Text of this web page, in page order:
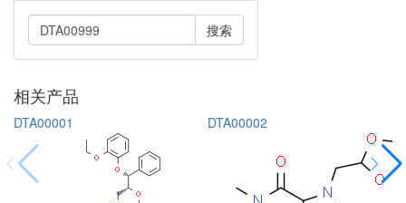
搜索
相关产品
DTA00001 DTA00002